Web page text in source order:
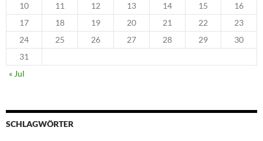
10
11 12 13 14 15
16
17
18 19 20 21 22
23
24
25 26 27 28 29
30
31
« Jul
SCHLAGWÖRTER